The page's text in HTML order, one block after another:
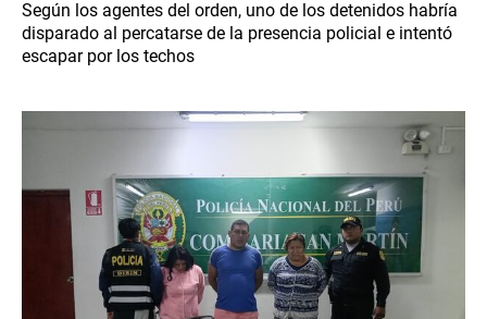
Según los agentes del orden, uno de los detenidos habría
disparado al percatarse de la presencia policial e intentó
escapar por los techos